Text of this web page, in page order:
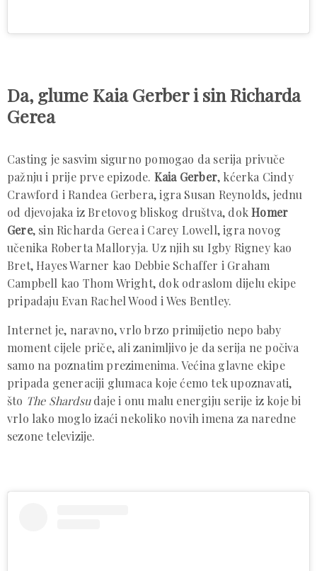
Da, glume Kaia Gerber i sin Richarda
Gerea
Casting je sasvim sigurno pomogao da serija privuče
pažnju i prije prve epizode. Kaia Gerber, kćerka Cindy
Crawford i Randea Gerbera, igra Susan Reynolds, jednu
od djevojaka iz Bretovog bliskog društva, dokHomer
Gere, sin Richarda Gerea i Carey Lowell, igra novog
učenika Roberta Malloryja. Uz njih su Igby Rigney kao
Bret, Hayes Warner kao Debbie Schaffer i Graham
Campbell kao Thom Wright, dok odraslom dijelu ekipe
pripadaju Evan Rachel Wood i Wes Bentley.
Internet je, naravno, vrlo brzo primijetio nepo baby
moment cijele priče, ali zanimljivo je da serija ne počiva
samo na poznatim prezimenima. Većina glavne ekipe
pripada generaciji glumaca koje ćemo tek upoznavati,
što The Shardsudaje i onu malu energiju serije iz koje bi
vrlo lako moglo izaći nekoliko novih imena za naredne
sezone televizije.